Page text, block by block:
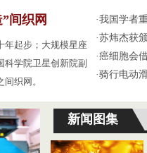
间织网
年起步；大规模星座
科学院卫星创新院副
织网。
·我国学者
·苏炜杰获
·癌细胞会
·骑行电动
新闻图集